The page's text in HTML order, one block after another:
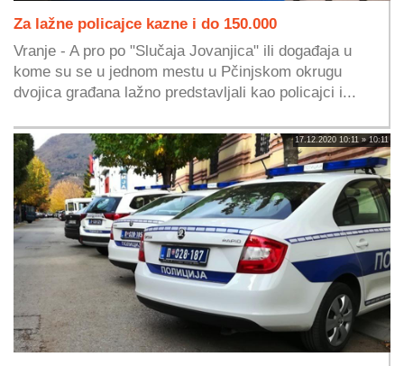
Za lažne policajce kazne i do 150.000
Vranje - A pro po "Slučaja Jovanjica" ili događaja u
kome su se u jednom mestu u Pčinjskom okrugu
dvojica građana lažno predstavljali kao policajci i...
17.12.2020 10:11 » 10:11